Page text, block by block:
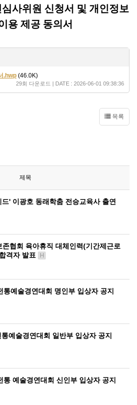
심사위원 신청서 및 개인정보
용 제공 동의서
.hwp (46.0K)
29회 다운로드 | DATE : 2026-06-01 09:38:36
목록
제목
' 이광호 동래학춤 전승교육사 출연
협회 육아휴직 대체인력(기간제근로
격자 발표
H
예술경연대회 명인부 입상자 공지
예술경연대회 일반부 입상자 공지
예술경연대회 신인부 입상자 공지